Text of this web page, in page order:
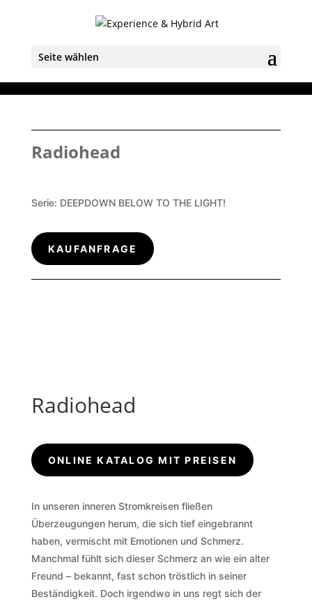
Seite wählen
Radiohead
Serie: DEEPDOWN BELOW TO THE LIGHT!
KAUFANFRAGE
Radiohead
ONLINE KATALOG MIT PREISEN
In unseren inneren Stromkreisen fließen
Überzeugungen herum, die sich tief eingebrannt
haben, vermischt mit Emotionen und Schmerz.
Manchmal fühlt sich dieser Schmerz an wie ein alter
Freund – bekannt, fast schon tröstlich in seiner
Beständigkeit. Doch irgendwo in uns regt sich der